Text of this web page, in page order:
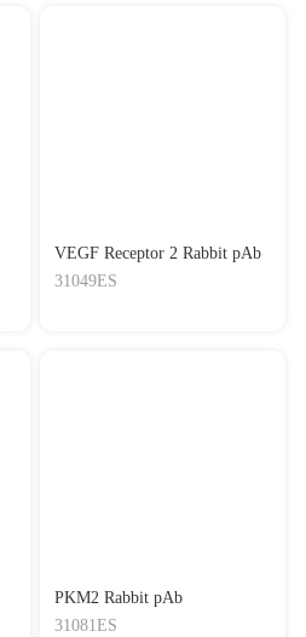
VEGF Receptor 2 Rabbit pAb
31049ES
PKM2 Rabbit pAb
31081ES